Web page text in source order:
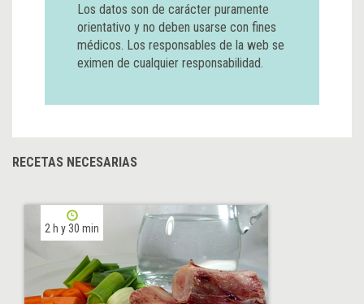
Los datos son de carácter puramente
orientativo y no deben usarse con fines
médicos. Los responsables de la web se
eximen de cualquier responsabilidad.
RECETAS NECESARIAS
2 h y 30 min